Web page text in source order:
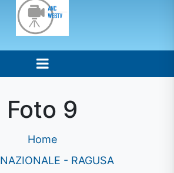
Foto 9
Home
- RAGUSA